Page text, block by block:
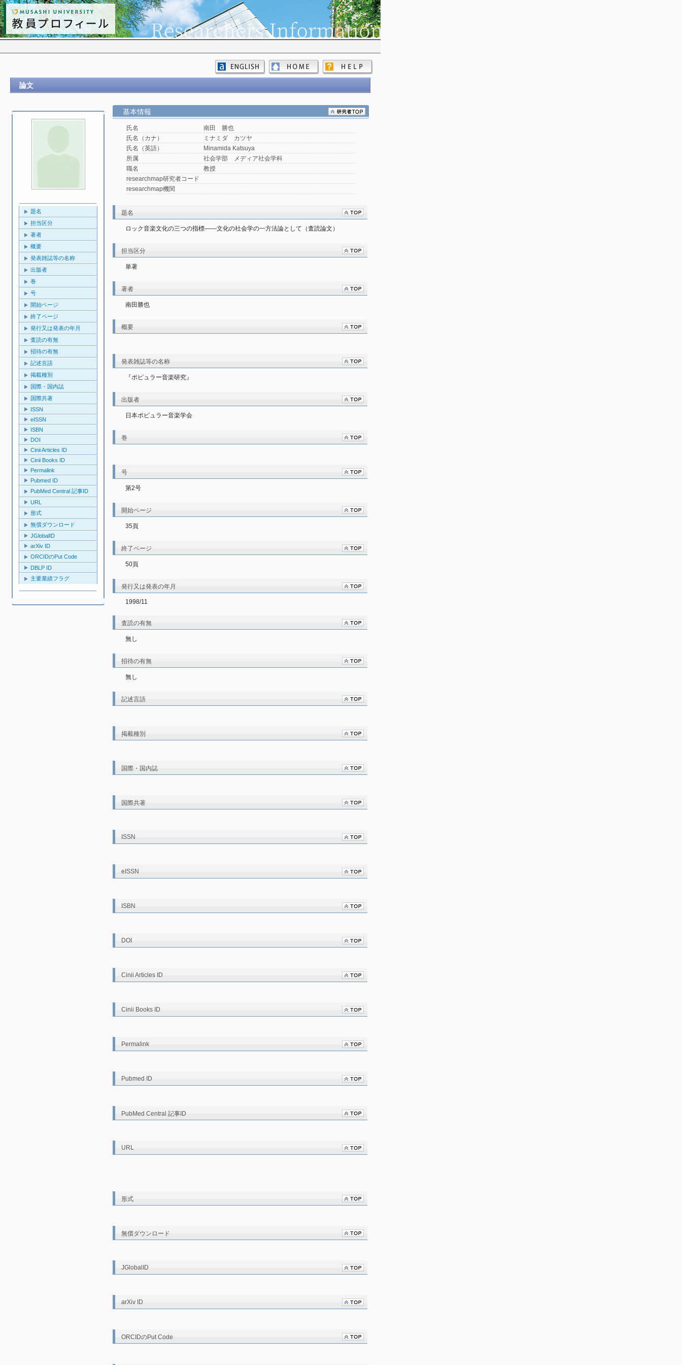
論文
題名
担当区分
著者
概要
発表雑誌等の名称
出版者
巻
号
開始ページ
終了ページ
発行又は発表の年月
査読の有無
招待の有無
記述言語
掲載種別
国際・国内誌
国際共著
ISSN
eISSN
ISBN
DOI
Cinii Articles ID
Cinii Books ID
Permalink
Pubmed ID
PubMed Central 記事ID
URL
形式
無償ダウンロード
JGlobalID
arXiv ID
ORCIDのPut Code
DBLP ID
主要業績フラグ
基本情報
氏名
南田 勝也
氏名（カナ）
ミナミダ カツヤ
氏名（英語）
Minamida Katsuya
所属
社会学部 メディア社会学科
職名
教授
researchmap研究者コード
researchmap機関
題名
ロック音楽文化の三つの指標――文化の社会学の一方法論として（査読論文）
担当区分
単著
著者
南田勝也
概要
発表雑誌等の名称
『ポピュラー音楽研究』
出版者
日本ポピュラー音楽学会
巻
号
第2号
開始ページ
35頁
終了ページ
50頁
発行又は発表の年月
1998/11
査読の有無
無し
招待の有無
無し
記述言語
掲載種別
国際・国内誌
国際共著
ISSN
eISSN
ISBN
DOI
Cinii Articles ID
Cinii Books ID
Permalink
Pubmed ID
PubMed Central 記事ID
URL
形式
無償ダウンロード
JGlobalID
arXiv ID
ORCIDのPut Code